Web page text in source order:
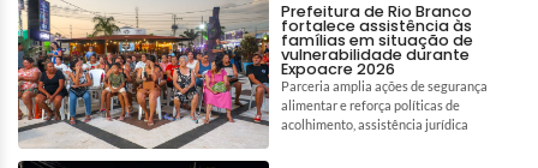
Prefeitura de Rio Branco
fortalece assistência às
famílias em situação de
vulnerabilidade durante
Expoacre 2026
Parceria amplia ações de segurança
alimentar e reforça políticas de
acolhimento, assistência jurídica